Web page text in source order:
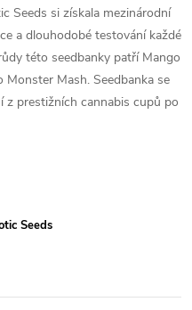
Seeds si získala mezinárodní
a dlouhodobé testování každé
této seedbanky patří Mango
Monster Mash. Seedbanka se
z prestižních cannabis cupů po
Seeds